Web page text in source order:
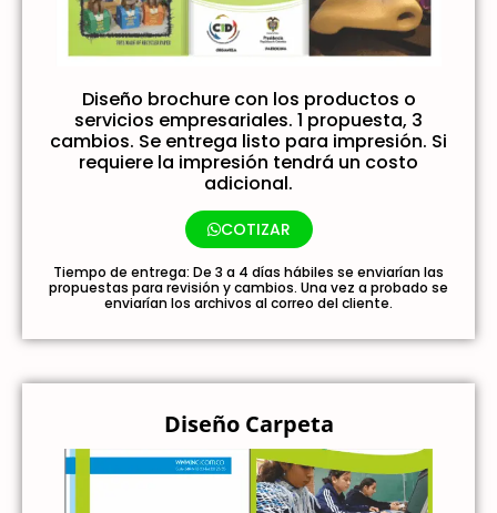
Diseño brochure con los productos o
servicios empresariales. 1 propuesta, 3
cambios. Se entrega listo para impresión. Si
requiere la impresión tendrá un costo
adicional.
COTIZAR
Tiempo de entrega: De 3 a 4 días hábiles se enviarían las
propuestas para revisión y cambios. Una vez a probado se
enviarían los archivos al correo del cliente.
Diseño Carpeta